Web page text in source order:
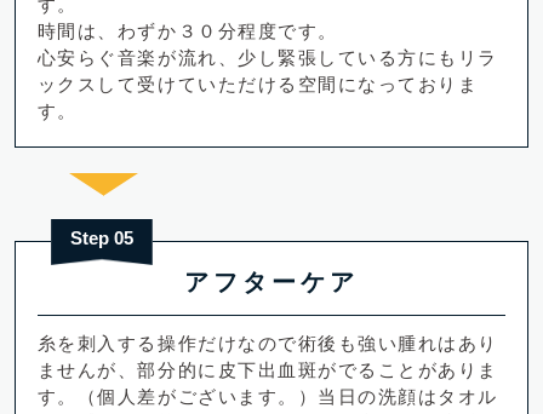
す。
時間は、わずか３０分程度です。
心安らぐ音楽が流れ、少し緊張している方にもリラ
ックスして受けていただける空間になっておりま
す。
Step 05
アフターケア
糸を刺入する操作だけなので術後も強い腫れはあり
ませんが、部分的に皮下出血斑がでることがありま
す。（個人差がございます。）当日の洗顔はタオル